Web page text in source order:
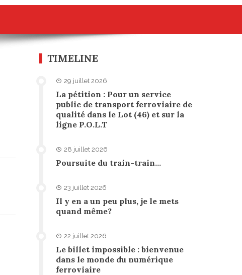
TIMELINE
29 juillet 2026
La pétition : Pour un service
public de transport ferroviaire de
qualité dans le Lot (46) et sur la
ligne P.O.L.T
28 juillet 2026
Poursuite du train-train…
23 juillet 2026
Il y en a un peu plus, je le mets
quand même?
22 juillet 2026
Le billet impossible : bienvenue
dans le monde du numérique
ferroviaire